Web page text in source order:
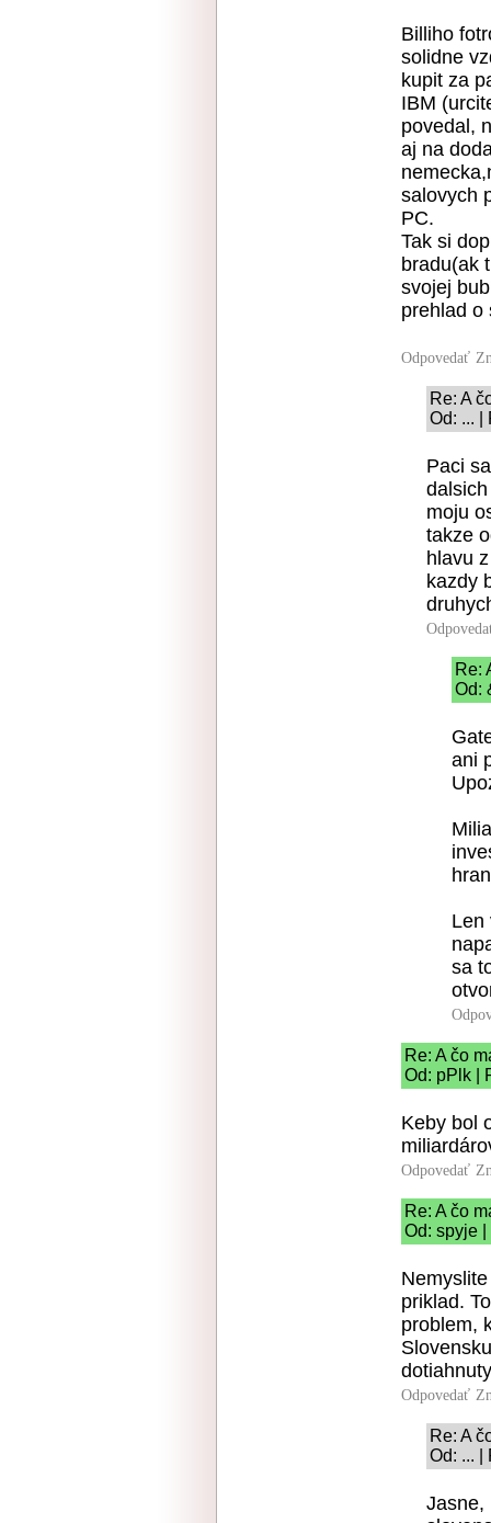
Billiho
solidne
kupit za
IBM
povedal,
aj na
salovych
PC.
Tak si
bradu(ak
svojej
prehlad o
Odpovedať
Re: A
Od: ... |
Paci
moju
takze
hlavu
kazdy
Re:
Od:
ani
Len
sa
Re: A čo
Od: pPlk |
Keby bol
Odpovedať
Re: A čo
Od: spyje
priklad.
problem,
Odpovedať
Re: A
Od: ... |
Jasne,